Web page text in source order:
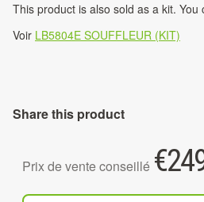
This product is also sold as a kit. You
Voir LB5804E SOUFFLEUR (KIT)
Share this product
Prix de vente conseillé €